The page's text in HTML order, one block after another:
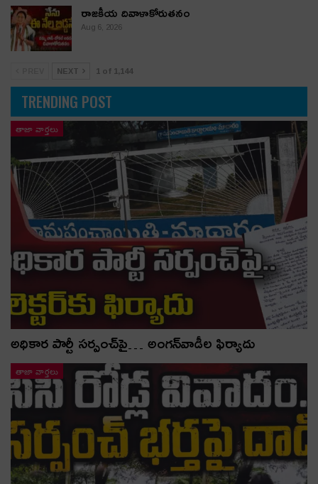
రాజకీయ దివాళాకోరుతనం
Aug 6, 2026
NEXT 1 of 1,144
TRENDING POST
తాజా వార్తలు
అధికార పార్టీ స‌ర్పంచ్‌పై… అంగ‌న్‌వాడీల ఫిర్యాదు
తాజా వార్తలు